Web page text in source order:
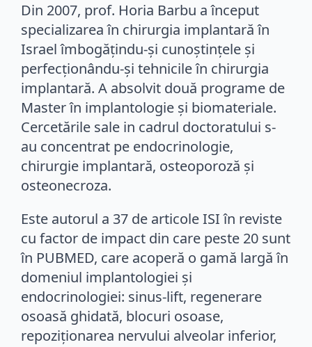
Din 2007, prof. Horia Barbu a început
specializarea în chirurgia implantară în
Israel îmbogățindu-și cunoștințele și
perfecționându-și tehnicile în chirurgia
implantară. A absolvit două programe de
Master în implantologie și biomateriale.
Cercetările sale in cadrul doctoratului s-
au concentrat pe endocrinologie,
chirurgie implantară, osteoporoză și
osteonecroza.
Este autorul a 37 de articole ISI în reviste
cu factor de impact din care peste 20 sunt
în PUBMED, care acoperă o gamă largă în
domeniul implantologiei și
endocrinologiei: sinus-lift, regenerare
osoasă ghidată, blocuri osoase,
repoziționarea nervului alveolar inferior,